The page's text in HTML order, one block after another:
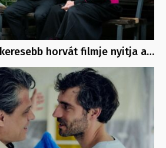
horvát filmje nyitja a…